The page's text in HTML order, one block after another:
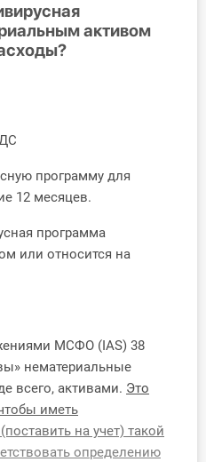
активом
программу для
12 месяцев.
программа
или относится на
МСФО (IAS) 38
нематериальные
всего, активами. Это
иметь
на учет) такой
определению